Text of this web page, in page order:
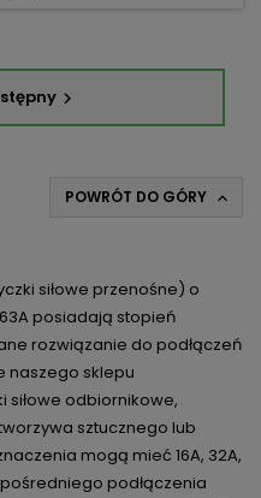

POWRÓT DO GÓRY 
siłowe przenośne) o
posiadają stopień
rozwiązanie do podłączeń
naszego sklepu
siłowe odbiornikowe,
sztucznego lub
mogą mieć 16A, 32A,
podłączenia